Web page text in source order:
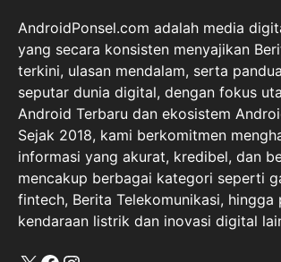
AndroidPonsel.com adalah media
yang secara konsisten menyajikan
terkini, ulasan mendalam, serta
seputar dunia digital, dengan fokus
Android Terbaru dan ekosistem
Sejak 2018, kami berkomitmen
informasi yang akurat, kredibel, dan
mencakup berbagai kategori seperti
fintech, Berita Telekomunikasi, hingga
kendaraan listrik dan inovasi digital